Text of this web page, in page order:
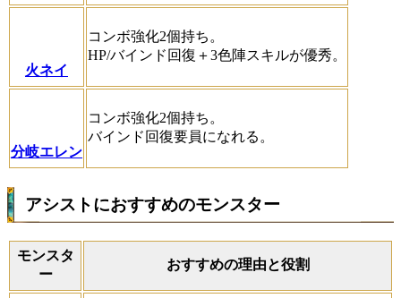
火ネイ
コンボ強化2個持ち。
HP/バインド回復＋3色陣スキルが優秀。
分岐エレン
コンボ強化2個持ち。
バインド回復要員になれる。
アシストにおすすめのモンスター
モンスタ
ー
おすすめの理由と役割